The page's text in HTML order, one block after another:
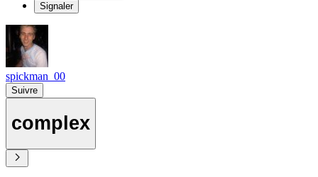
Signaler
spickman_00
Suivre
complex